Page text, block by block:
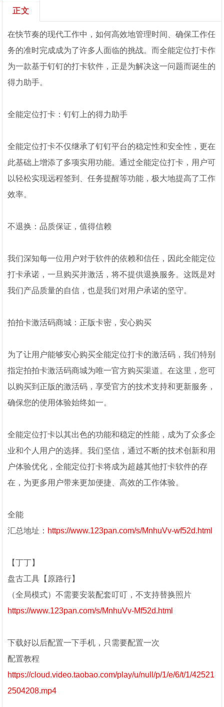
正文
在快节奏的现代工作中，如何高效地管理时间、确保工作任
务的准时完成成为了许多人面临的挑战。而全能定位打卡作
为一款基于钉钉的打卡软件，正是为解决这一问题而诞生的
得力助手。
全能定位打卡：钉钉上的得力助手
全能定位打卡不仅继承了钉钉平台的稳定性和安全性，更在
此基础上增添了多项实用功能。通过全能定位打卡，用户可
以轻松实现远程签到、任务提醒等功能，极大地提高了工作
效率。
不退换：品质保证，值得信赖
我们深知每一位用户对于软件的依赖和信任，因此全能定位
打卡承诺，一旦购买并激活，将不提供退换服务。这既是对
我们产品质量的自信，也是我们对用户承诺的坚守。
拍拍卡激活码商城：正版卡密，安心购买
为了让用户能够安心购买全能定位打卡的激活码，我们特别
指定拍拍卡激活码商城为唯一官方购买渠道。在这里，您可
以购买到正版的激活码，享受官方的技术支持和更新服务，
确保您的使用体验始终如一。
全能定位打卡以其出色的功能和稳定的性能，成为了众多企
业和个人用户的选择。我们坚信，通过不断的技术创新和用
户体验优化，全能定位打卡将成为超越其他打卡软件的存
在，为更多用户带来更加便捷、高效的工作体验。
全能
汇总地址： https://www.123pan.com/s/MnhuVv-wf52d.html
【丁丁】
盘古工具【原路行】
（全局模式）不需要安装配套叮叮，不支持替换照片
https://www.123pan.com/s/MnhuVv-Mf52d.html
下载好以后配置一下手机，只需要配置一次
配置教程
https://cloud.video.taobao.com/play/u/null/p/1/e/6/t/1/42521
2504208.mp4